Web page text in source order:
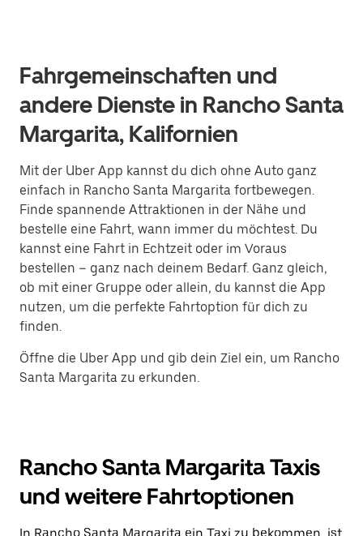
Fahrgemeinschaften und
andere Dienste in Rancho Santa
Margarita, Kalifornien
Mit der Uber App kannst du dich ohne Auto ganz
einfach in Rancho Santa Margarita fortbewegen.
Finde spannende Attraktionen in der Nähe und
bestelle eine Fahrt, wann immer du möchtest. Du
kannst eine Fahrt in Echtzeit oder im Voraus
bestellen – ganz nach deinem Bedarf. Ganz gleich,
ob mit einer Gruppe oder allein, du kannst die App
nutzen, um die perfekte Fahrtoption für dich zu
finden.
Öffne die Uber App und gib dein Ziel ein, um Rancho
Santa Margarita zu erkunden.
Rancho Santa Margarita Taxis
und weitere Fahrtoptionen